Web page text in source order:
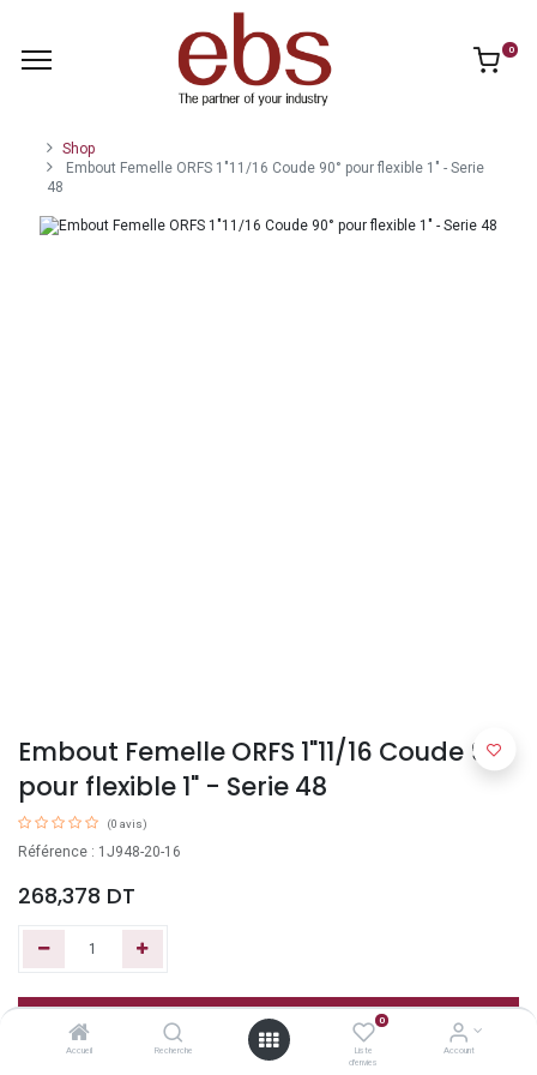
Accueil Recherche
0
Liste
d'envies
Account
0
Shop
Embout Femelle ORFS 1"11/16 Coude 90° pour flexible 1" - Serie
48
Embout Femelle ORFS 1"11/16 Coude 90°
pour flexible 1" - Serie 48
(0 avis)
Référence : 1J948-20-16
268,378 DT
Ajouter au panier